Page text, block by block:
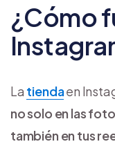
¿Cómo
La tiendaen
no solo en las
también en tus